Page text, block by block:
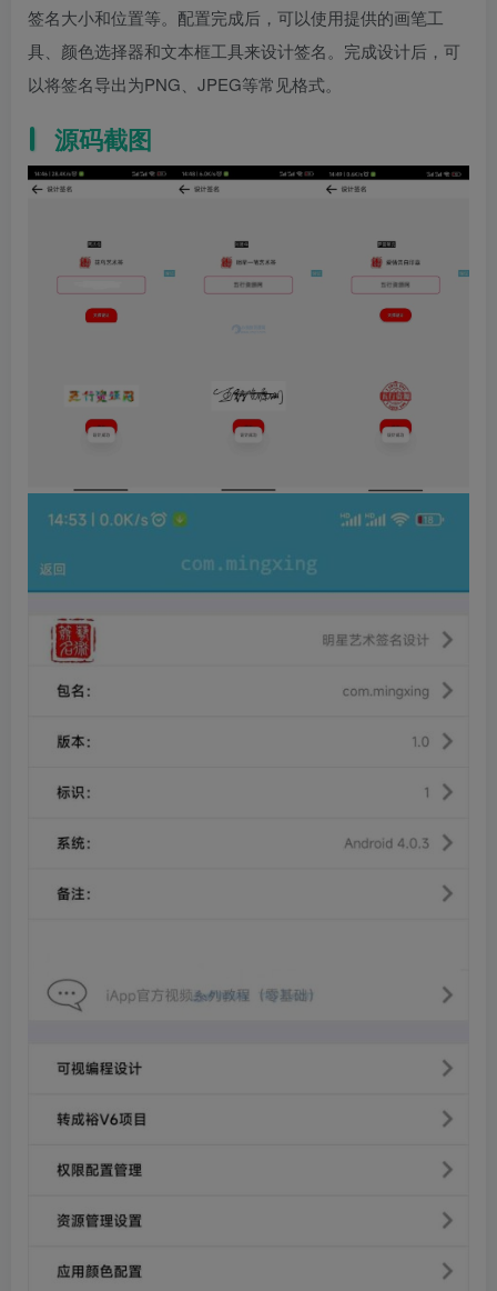
签名大小和位置等。配置完成后，可以使用提供的画笔工
具、颜色选择器和文本框工具来设计签名。完成设计后，可
以将签名导出为PNG、JPEG等常见格式。
源码截图